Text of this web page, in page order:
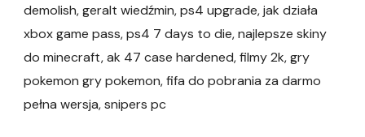
demolish, geralt wiedźmin, ps4 upgrade, jak działa
xbox game pass, ps4 7 days to die, najlepsze skiny
do minecraft, ak 47 case hardened, filmy 2k, gry
pokemon gry pokemon, fifa do pobrania za darmo
pełna wersja, snipers pc